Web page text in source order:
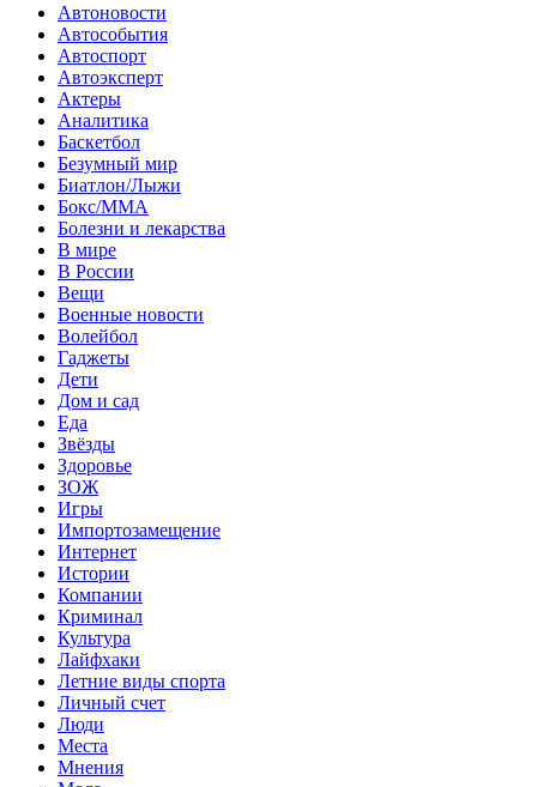
Автоновости
Автособытия
Автоспорт
Автоэксперт
Актеры
Аналитика
Баскетбол
Безумный мир
Биатлон/Лыжи
Бокс/MMA
Болезни и лекарства
В мире
В России
Вещи
Военные новости
Волейбол
Гаджеты
Дети
Дом и сад
Еда
Звёзды
Здоровье
ЗОЖ
Игры
Импортозамещение
Интернет
Истории
Компании
Криминал
Культура
Лайфхаки
Летние виды спорта
Личный счет
Люди
Места
Мнения